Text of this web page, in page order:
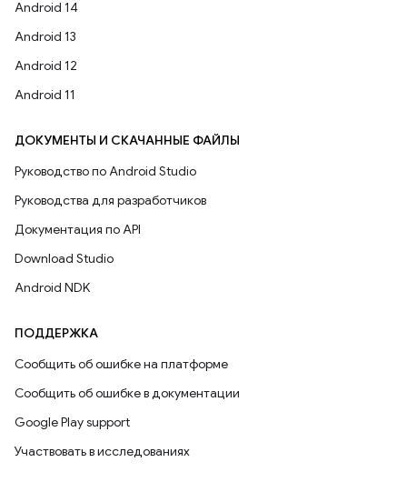
Android 14
Android 13
Android 12
Android 11
ДОКУМЕНТЫ И СКАЧАННЫЕ ФАЙЛЫ
Руководство по Android Studio
Руководства для разработчиков
Документация по API
Download Studio
Android NDK
ПОДДЕРЖКА
Сообщить об ошибке на платформе
Сообщить об ошибке в документации
Google Play support
Участвовать в исследованиях